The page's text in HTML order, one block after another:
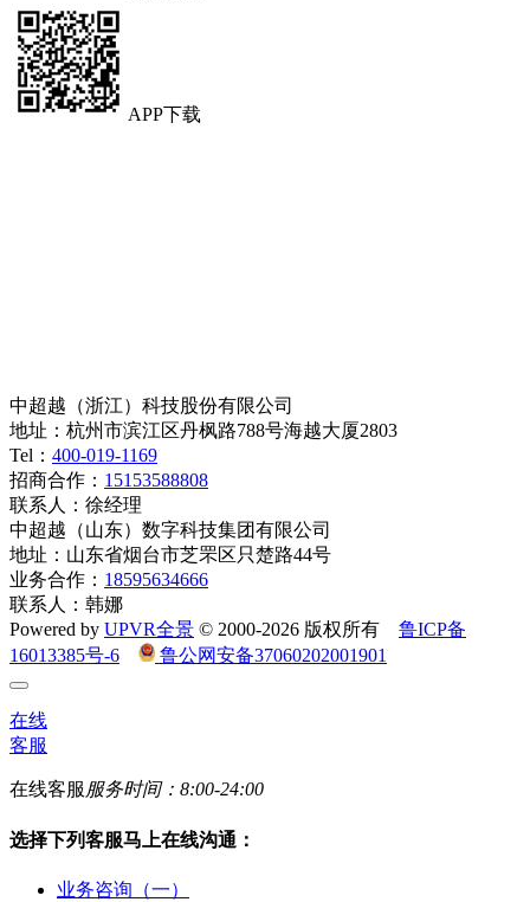
APP下载
中超越（浙江）科技股份有限公司
地址：杭州市滨江区丹枫路788号海越大厦2803
Tel： 400-019-1169
招商合作： 15153588808
联系人：徐经理
中超越（山东）数字科技集团有限公司
地址：山东省烟台市芝罘区只楚路44号
业务合作： 18595634666
联系人：韩娜
Powered by UPVR全景 © 2000-2026 版权所有 鲁ICP备
16013385号-6
鲁公网安备37060202001901
在线
客服
在线客服服务时间：8:00-24:00
选择下列客服马上在线沟通：
业务咨询（一）